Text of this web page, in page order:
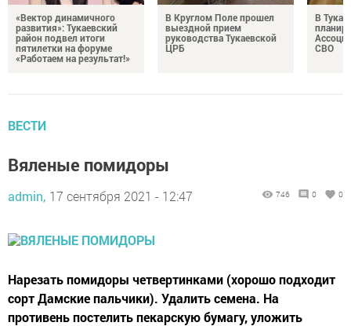
«Вектор динамичного
развития»: Тукаевский
район подвел итоги
пятилетки на форуме
«Работаем на результат!»
В Круглом Поле прошел
выездной прием
руководства Тукаевской
ЦРБ
В
СВО
ВЕСТИ
Вяленые помидоры
admin, 17 сентября 2021 - 12:47 746 0 0
Нарезать помидоры четвертинками (хорошо подходит
сорт Дамские пальчики). Удалить семена. На
противень постелить пекарскую бумагу, уложить